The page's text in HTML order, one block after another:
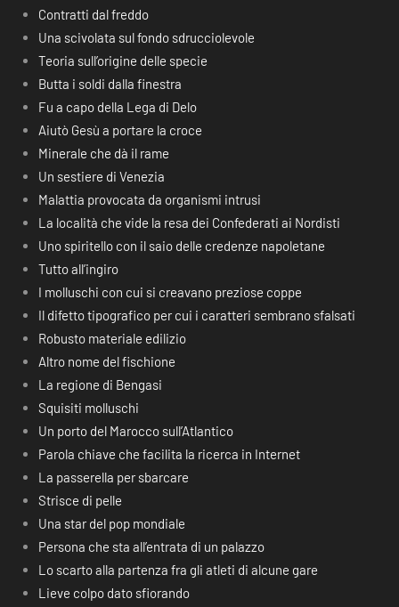
Contratti dal freddo
Una scivolata sul fondo sdrucciolevole
Teoria sull’origine delle specie
Butta i soldi dalla finestra
Fu a capo della Lega di Delo
Aiutò Gesù a portare la croce
Minerale che dà il rame
Un sestiere di Venezia
Malattia provocata da organismi intrusi
La località che vide la resa dei Confederati ai Nordisti
Uno spiritello con il saio delle credenze napoletane
Tutto all’ingiro
I molluschi con cui si creavano preziose coppe
Il difetto tipografico per cui i caratteri sembrano sfalsati
Robusto materiale edilizio
Altro nome del fischione
La regione di Bengasi
Squisiti molluschi
Un porto del Marocco sull’Atlantico
Parola chiave che facilita la ricerca in Internet
La passerella per sbarcare
Strisce di pelle
Una star del pop mondiale
Persona che sta all’entrata di un palazzo
Lo scarto alla partenza fra gli atleti di alcune gare
Lieve colpo dato sfiorando